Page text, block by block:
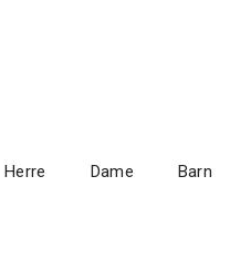
Herre Dame Barn